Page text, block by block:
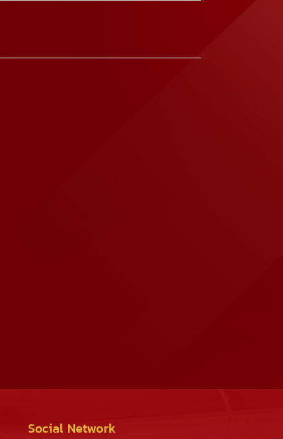
Social Network